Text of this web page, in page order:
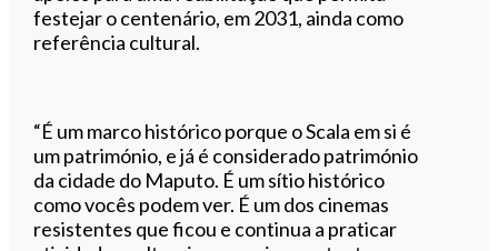
festejar o centenário, em 2031, ainda como
referência cultural.
“É um marco histórico porque o Scala em si é
um património, e já é considerado património
da cidade do Maputo. É um sítio histórico
como vocês podem ver. É um dos cinemas
resistentes que ficou e continua a praticar